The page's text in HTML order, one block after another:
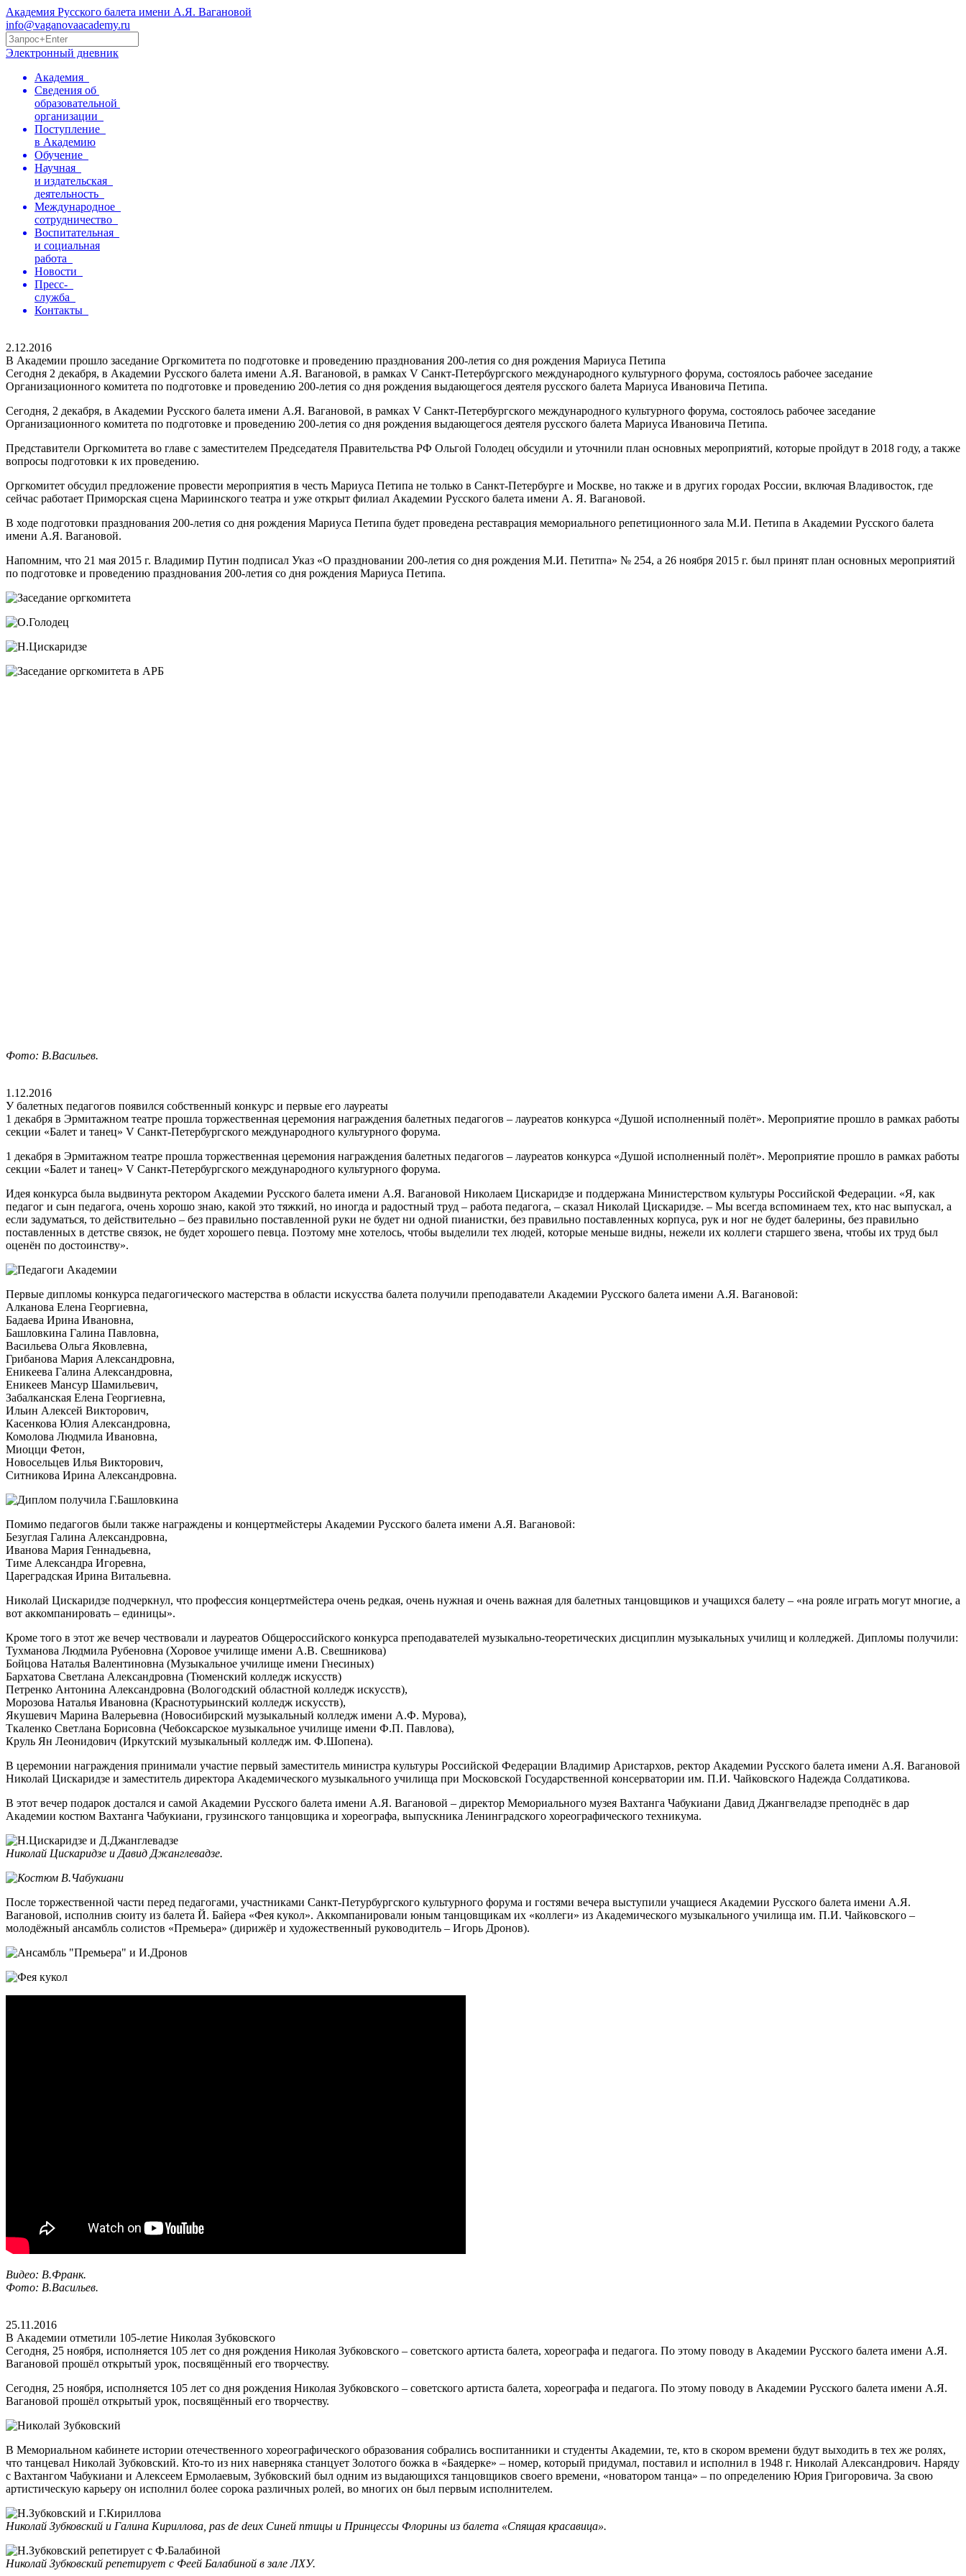
Академия Русского балета имени А.Я. Вагановой
info@vaganovaacademy.ru
Электронный дневник
Академия
Сведения об
образовательной
организации
Поступление
в Академию
Обучение
Научная
и издательская
деятельность
Международное
сотрудничество
Воспитательная
и социальная
работа
Новости
Пресс-
служба
Контакты
2.12.2016
В Академии прошло заседание Оргкомитета по подготовке и проведению празднования 200-летия со дня рождения Мариуса Петипа
Сегодня 2 декабря, в Академии Русского балета имени А.Я. Вагановой, в рамках V Санкт-Петербургского международного культурного форума, состоялось рабочее заседание
Организационного комитета по подготовке и проведению 200-летия со дня рождения выдающегося деятеля русского балета Мариуса Ивановича Петипа.
Сегодня, 2 декабря, в Академии Русского балета имени А.Я. Вагановой, в рамках V Санкт-Петербургского международного культурного форума, состоялось рабочее заседание
Организационного комитета по подготовке и проведению 200-летия со дня рождения выдающегося деятеля русского балета Мариуса Ивановича Петипа.
Представители Оргкомитета во главе с заместителем Председателя Правительства РФ Ольгой Голодец обсудили и уточнили план основных мероприятий, которые пройдут в 2018 году, а также
вопросы подготовки к их проведению.
Оргкомитет обсудил предложение провести мероприятия в честь Мариуса Петипа не только в Санкт-Петербурге и Москве, но также и в других городах России, включая Владивосток, где
сейчас работает Приморская сцена Мариинского театра и уже открыт филиал Академии Русского балета имени А. Я. Вагановой.
В ходе подготовки празднования 200-летия со дня рождения Мариуса Петипа будет проведена реставрация мемориального репетиционного зала М.И. Петипа в Академии Русского балета
имени А.Я. Вагановой.
Напомним, что 21 мая 2015 г. Владимир Путин подписал Указ «О праздновании 200-летия со дня рождения М.И. Петитпа» № 254, а 26 ноября 2015 г. был принят план основных мероприятий
по подготовке и проведению празднования 200-летия со дня рождения Мариуса Петипа.
Фото: В.Васильев.
1.12.2016
У балетных педагогов появился собственный конкурс и первые его лауреаты
1 декабря в Эрмитажном театре прошла торжественная церемония награждения балетных педагогов – лауреатов конкурса «Душой исполненный полёт». Мероприятие прошло в рамках работы
секции «Балет и танец» V Санкт-Петербургского международного культурного форума.
1 декабря в Эрмитажном театре прошла торжественная церемония награждения балетных педагогов ­– лауреатов конкурса «Душой исполненный полёт». Мероприятие прошло в рамках работы
секции «Балет и танец» V Санкт-Петербургского международного культурного форума.
Идея конкурса была выдвинута ректором Академии Русского балета имени А.Я. Вагановой Николаем Цискаридзе и поддержана Министерством культуры Российской Федерации. «Я, как
педагог и сын педагога, очень хорошо знаю, какой это тяжкий, но иногда и радостный труд – работа педагога, – сказал Николай Цискаридзе. – Мы всегда вспоминаем тех, кто нас выпускал, а
если задуматься, то действительно ­– без правильно поставленной руки не будет ни одной пианистки, без правильно поставленных корпуса, рук и ног не будет балерины, без правильно
поставленных в детстве связок, не будет хорошего певца. Поэтому мне хотелось, чтобы выделили тех людей, которые меньше видны, нежели их коллеги старшего звена, чтобы их труд был
оценён по достоинству».
Первые дипломы конкурса педагогического мастерства в области искусства балета получили преподаватели Академии Русского балета имени А.Я. Вагановой:
Алканова Елена Георгиевна,
Бадаева Ирина Ивановна,
Башловкина Галина Павловна,
Васильева Ольга Яковлевна,
Грибанова Мария Александровна,
Еникеева Галина Александровна,
Еникеев Мансур Шамильевич,
Забалканская Елена Георгиевна,
Ильин Алексей Викторович,
Касенкова Юлия Александровна,
Комолова Людмила Ивановна,
Миоцци Фетон,
Новосельцев Илья Викторович,
Ситникова Ирина Александровна.
Помимо педагогов были также награждены и концертмейстеры Академии Русского балета имени А.Я. Вагановой:
Безуглая Галина Александровна,
Иванова Мария Геннадьевна,
Тиме Александра Игоревна,
Цареградская Ирина Витальевна.
Николай Цискаридзе подчеркнул, что профессия концертмейстера очень редкая, очень нужная и очень важная для балетных танцовщиков и учащихся балету – «на рояле играть могут многие, а
вот аккомпанировать – единицы».
Кроме того в этот же вечер чествовали и лауреатов Общероссийского конкурса преподавателей музыкально-теоретических дисциплин музыкальных училищ и колледжей. Дипломы получили:
Тухманова Людмила Рубеновна (Хоровое училище имени А.В. Свешникова)
Бойцова Наталья Валентиновна (Музыкальное училище имени Гнесиных)
Бархатова Светлана Александровна (Тюменский колледж искусств)
Петренко Антонина Александровна (Вологодский областной колледж искусств),
Морозова Наталья Ивановна (Краснотурьинский колледж искусств),
Якушевич Марина Валерьевна (Новосибирский музыкальный колледж имени А.Ф. Мурова),
Ткаленко Светлана Борисовна (Чебоксарское музыкальное училище имени Ф.П. Павлова),
Круль Ян Леонидович (Иркутский музыкальный колледж им. Ф.Шопена).
В церемонии награждения принимали участие первый заместитель министра культуры Российской Федерации Владимир Аристархов, ректор Академии Русского балета имени А.Я. Вагановой
Николай Цискаридзе и заместитель директора Академического музыкального училища при Московской Государственной консерватории им. П.И. Чайковского Надежда Солдатикова.
В этот вечер подарок достался и самой Академии Русского балета имени А.Я. Вагановой – директор Мемориального музея Вахтанга Чабукиани Давид Джангвеладзе преподнёс в дар
Академии костюм Вахтанга Чабукиани, грузинского танцовщика и хореографа, выпускника Ленинградского хореографического техникума.
Николай Цискаридзе и Давид Джанглевадзе.
После торжественной части перед педагогами, участниками Санкт-Петурбургского культурного форума и гостями вечера выступили учащиеся Академии Русского балета имени А.Я.
Вагановой, исполнив сюиту из балета Й. Байера «Фея кукол». Аккомпанировали юным танцовщикам их «коллеги» из Академического музыкального училища им. П.И. Чайковского –
молодёжный ансамбль солистов «Премьера» (дирижёр и художественный руководитель – Игорь Дронов).
Видео: В.Франк.
Фото: В.Васильев.
25.11.2016
В Академии отметили 105-летие Николая Зубковского
Сегодня, 25 ноября, исполняется 105 лет со дня рождения Николая Зубковского – советского артиста балета, хореографа и педагога. По этому поводу в Академии Русского балета имени А.Я.
Вагановой прошёл открытый урок, посвящённый его творчеству.
Сегодня, 25 ноября, исполняется 105 лет со дня рождения Николая Зубковского – советского артиста балета, хореографа и педагога. По этому поводу в Академии Русского балета имени А.Я.
Вагановой прошёл открытый урок, посвящённый его творчеству.
В Мемориальном кабинете истории отечественного хореографического образования собрались воспитанники и студенты Академии, те, кто в скором времени будут выходить в тех же ролях,
что танцевал Николай Зубковский. Кто-то из них наверняка станцует Золотого божка в «Баядерке» – номер, который придумал, поставил и исполнил в 1948 г. Николай Александрович. Наряду
с Вахтангом Чабукиани и Алексеем Ермолаевым, Зубковский был одним из выдающихся танцовщиков своего времени, «новатором танца» – по определению Юрия Григоровича. За свою
артистическую карьеру он исполнил более сорока различных ролей, во многих он был первым исполнителем.
Николай Зубковский и Галина Кириллова, pas de deux Синей птицы и Принцессы Флорины из балета «Спящая красавица».
Николай Зубковский репетирует с Феей Балабиной в зале ЛХУ.